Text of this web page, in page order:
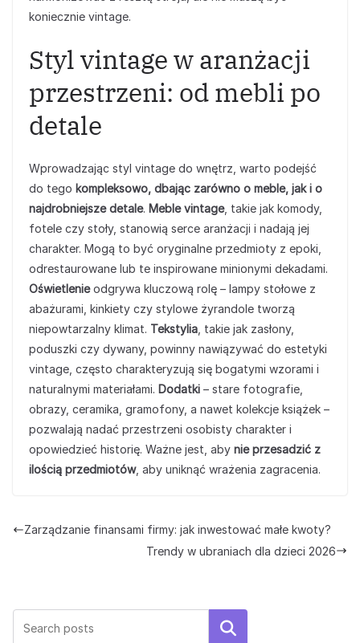
koniecznie vintage.
Styl vintage w aranżacji
przestrzeni: od mebli po
detale
Wprowadzając styl vintage do wnętrz, warto podejść
do tego kompleksowo, dbając zarówno o meble, jak i o
najdrobniejsze detale. Meble vintage, takie jak komody,
fotele czy stoły, stanowią serce aranżacji i nadają jej
charakter. Mogą to być oryginalne przedmioty z epoki,
odrestaurowane lub te inspirowane minionymi dekadami.
Oświetlenieodgrywa kluczową rolę – lampy stołowe z
abażurami, kinkiety czy stylowe żyrandole tworzą
niepowtarzalny klimat. Tekstylia , takie jak zasłony,
poduszki czy dywany, powinny nawiązywać do estetyki
vintage, często charakteryzują się bogatymi wzorami i
naturalnymi materiałami. Dodatki – stare fotografie,
obrazy, ceramika, gramofony, a nawet kolekcje książek –
pozwalają nadać przestrzeni osobisty charakter i
opowiedzieć historię. Ważne jest, aby nie przesadzić z
ilością przedmiotów, aby uniknąć wrażenia zagracenia.
Zarządzanie finansami firmy: jak inwestować małe kwoty?
Trendy w ubraniach dla dzieci 2026
Szukaj